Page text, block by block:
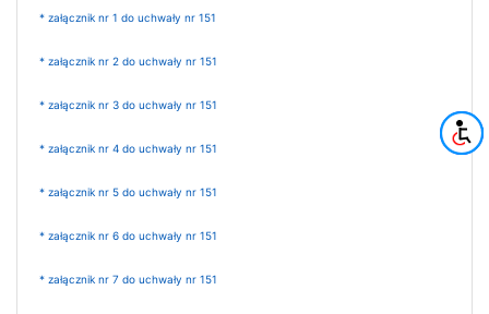
* załącznik nr 1 do uchwały nr 151
* załącznik nr 2 do uchwały nr 151
* załącznik nr 3 do uchwały nr 151
* załącznik nr 4 do uchwały nr 151
* załącznik nr 5 do uchwały nr 151
* załącznik nr 6 do uchwały nr 151
* załącznik nr 7 do uchwały nr 151